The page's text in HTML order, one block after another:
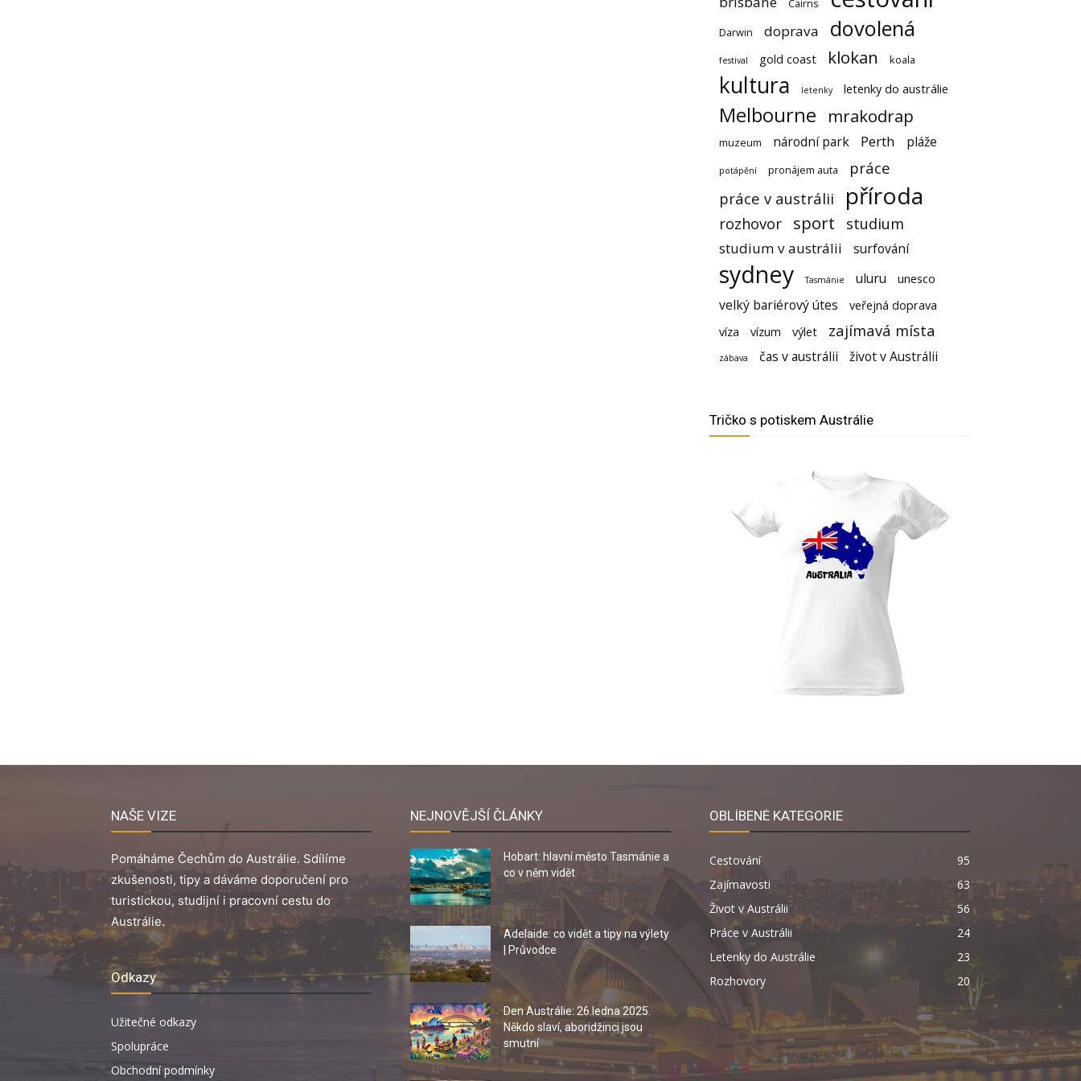
Cairns
Darwin doprava dovolená
festival gold coast klokan koala
kultura letenky letenky do austrálie
Melbourne mrakodrap
muzeum národní park Perth pláže
potápění pronájem auta
práce
práce v austrálii
příroda
rozhovor sport studium
studium v austrálii surfování
sydney Tasmánie uluru unesco
velký bariérový útes
veřejná doprava
víza
vízum výlet zajímavá místa
zábava čas v austrálii život v Austrálii
Tričko s potiskem Austrálie
NAŠE VIZE
Pomáháme Čechům do Austrálie. Sdílíme
zkušenosti, tipy a dáváme doporučení pro
turistickou, studijní i pracovní cestu do
Austrálie.
Odkazy
Užitečné odkazy
Spolupráce
Obchodní podmínky
NEJNOVĚJŠÍ ČLÁNKY
Hobart: hlavní město Tasmánie a
co v něm vidět
Adelaide: co vidět a tipy na výlety
| Průvodce
Den Austrálie: 26.ledna 2025.
Někdo slaví, aboridžinci jsou
smutní
OBLÍBENÉ KATEGORIE
Cestování
95
Zajímavosti
63
Život v Austrálii
56
Práce v Austrálii
24
Letenky do Austrálie
23
Rozhovory
20